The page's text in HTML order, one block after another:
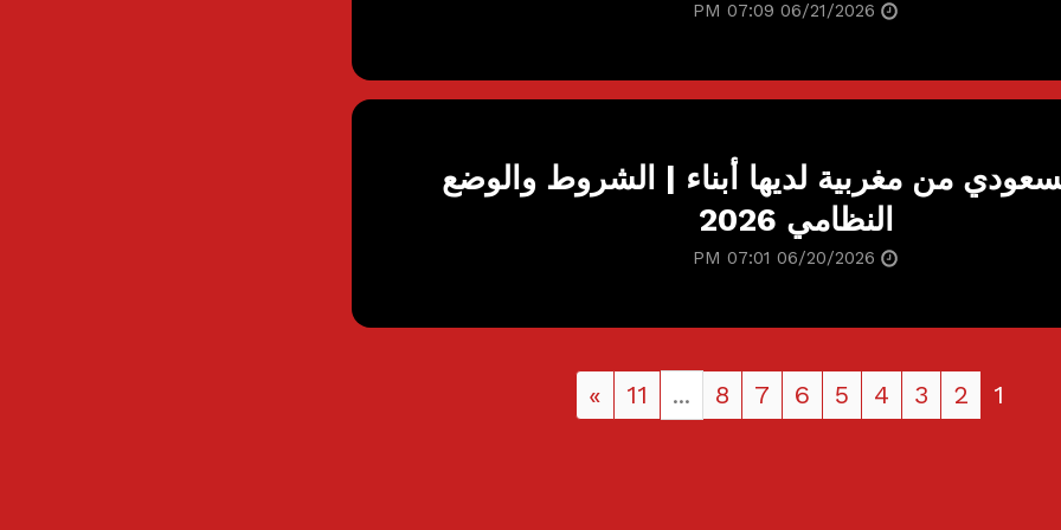
من مغربية لديها أبناء | الشروط والوضع
النظامي 2026
1
2
3
4
5
6
7
8
...
11
»